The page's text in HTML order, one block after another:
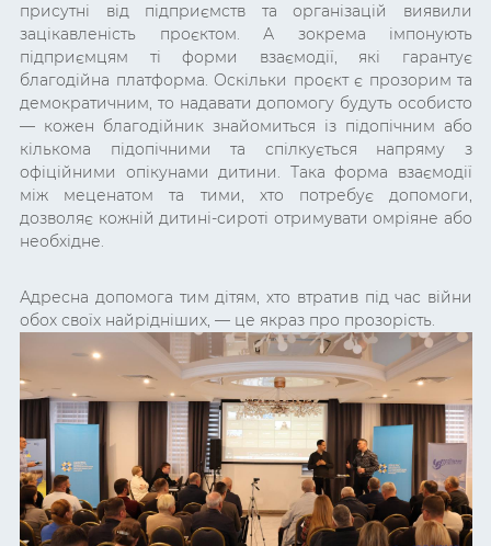
присутні від підприємств та організацій виявили
зацікавленість проєктом. А зокрема імпонують
підприємцям ті форми взаємодії, які гарантує
благодійна платформа. Оскільки проєкт є прозорим та
демократичним, то надавати допомогу будуть особисто
— кожен благодійник знайомиться із підопічним або
кількома підопічними та спілкується напряму з
офіційними опікунами дитини. Така форма взаємодії
між меценатом та тими, хто потребує допомоги,
дозволяє кожній дитині-сироті отримувати омріяне або
необхідне.
Адресна допомога тим дітям, хто втратив під час війни
обох своїх найрідніших, — це якраз про прозорість.